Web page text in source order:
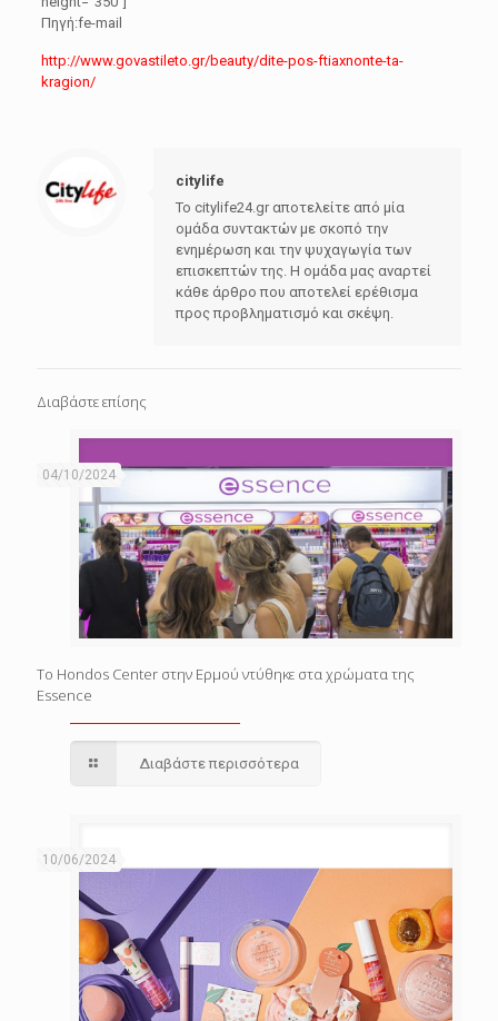
Πηγή:fe-mail
http://www.govastileto.gr/beauty/dite-pos-ftiaxnonte-ta-
kragion/
citylife
Το citylife24.gr αποτελείτε από μία
ομάδα συντακτών με σκοπό την
ενημέρωση και την ψυχαγωγία των
επισκεπτών της. Η ομάδα μας αναρτεί
κάθε άρθρο που αποτελεί ερέθισμα
προς προβληματισμό και σκέψη.
Διαβάστε επίσης
04/10/2024
Το Hondos Center στην Ερμού ντύθηκε στα χρώματα της
Essence
Διαβάστε περισσότερα
10/06/2024